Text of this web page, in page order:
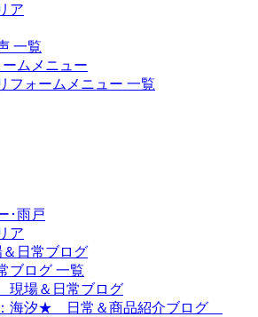
ア
一覧
ムメニュー
フォームメニュー 一覧
･雨戸
ア
日常ブログ
ブログ 一覧
場＆日常ブログ
海汐★ 日常＆商品紹介ブログ